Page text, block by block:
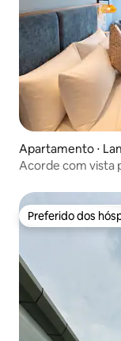
Apartamento ⋅
Acorde com vista
Preferido dos
Preferido dos